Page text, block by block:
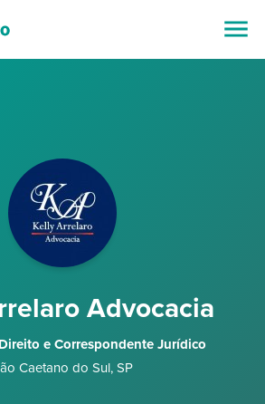
Advocacia
e Correspondente Jurídico
Caetano do Sul, SP